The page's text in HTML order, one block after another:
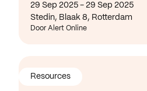
29 Sep 2025 - 29 Sep 2025
Stedin, Blaak 8, Rotterdam
Door Alert Online
Resources